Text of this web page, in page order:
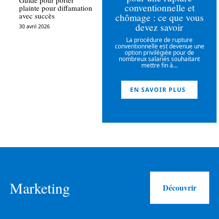
plainte pour diffamation
avec succès
30 avril 2026
conventionnelle et
chômage : ce que vous
devez savoir
La procédure de rupture
conventionnelle est devenue une
option privilégiée pour de
nombreux salariés souhaitant
mettre fin à…
EN SAVOIR PLUS
Marketing Découvrir